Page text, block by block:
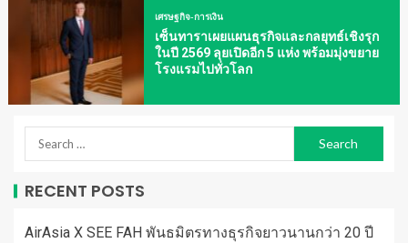
เศรษฐกิจ-การเงิน
เซ็นทาราเผยแผนธุรกิจและกลยุทธ์เชิงรุก
ในปี 2569 ลุยเปิดอีก 5 แห่ง พร้อมมุ่งขยาย
โรงแรมไปทั่วโลก
RECENT POSTS
AirAsia X SEE FAH พันธมิตรทางธุรกิจยาวนานกว่า 20 ปี